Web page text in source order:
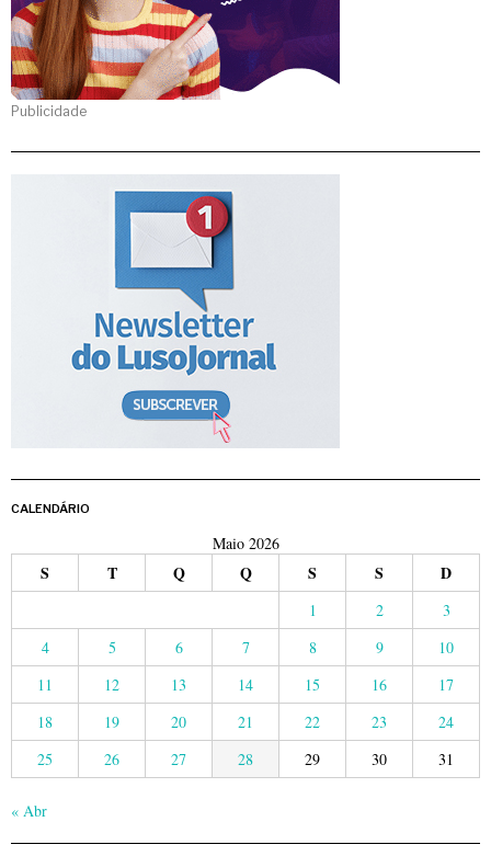
Publicidade
CALENDÁRIO
Maio 2026
S T Q Q S S D
1 2
3
4
5 6 7 8 9
10
11
12 13 14 15 16
17
18
19 20 21 22 23
24
25
26 27 28 29 30 31
« Abr